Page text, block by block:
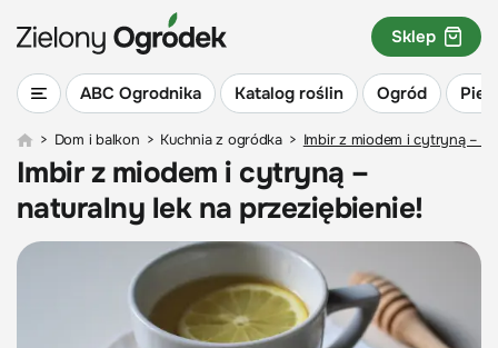
ABC Ogrodnika Katalog roślin Ogród
Sklep
> Dom i balkon > Kuchnia z ogródka > Imbir z miodem i cytryną –
Imbir z miodem i cytryną –
naturalny lek na przeziębienie!